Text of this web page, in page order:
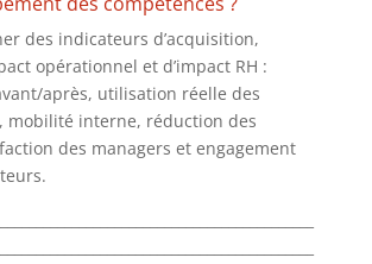
des indicateurs d’acquisition,
opérationnel et d’impact RH :
après, utilisation réelle des
mobilité interne, réduction des
des managers et engagement